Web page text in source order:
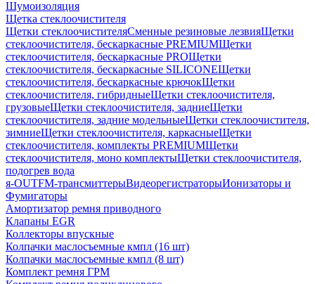
Шумоизоляция
Щетка стеклоочистителя
Щетки стеклоочистителяСменные резиновые лезвияЩетки
стеклоочистителя, бескаркасные PREMIUMЩетки
стеклоочистителя, бескаркасные PROЩетки
стеклоочистителя, бескаркасные SILICONEЩетки
стеклоочистителя, бескаркасные крючокЩетки
стеклоочистителя, гибридныеЩетки стеклоочистителя,
грузовыеЩетки стеклоочистителя, задниеЩетки
стеклоочистителя, задние модельныеЩетки стеклоочистителя,
зимниеЩетки стеклоочистителя, каркасныеЩетки
стеклоочистителя, комплекты PREMIUMЩетки
стеклоочистителя, моно комплектыЩетки стеклоочистителя,
подогрев вода
я-OUTFM-трансмиттерыВидеорегистраторыИонизаторы и
Фумигаторы
Амортизатор ремня приводного
Клапаны EGR
Коллекторы впускные
Колпачки маслосъемные кмпл (16 шт)
Колпачки маслосъемные кмпл (8 шт)
Комплект ремня ГРМ